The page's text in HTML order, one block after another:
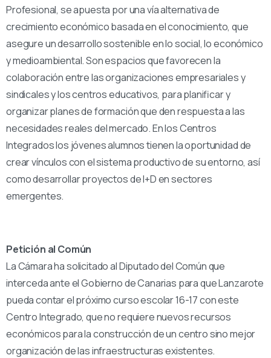
Profesional, se apuesta por una vía alternativa de
crecimiento económico basada en el conocimiento, que
asegure un desarrollo sostenible en lo social, lo económico
y medioambiental. Son espacios que favorecen la
colaboración entre las organizaciones empresariales y
sindicales y los centros educativos, para planificar y
organizar planes de formación que den respuesta a las
necesidades reales del mercado. En los Centros
Integrados los jóvenes alumnos tienen la oportunidad de
crear vínculos con el sistema productivo de su entorno, así
como desarrollar proyectos de I+D en sectores
emergentes.
Petición al Común
La Cámara ha solicitado al Diputado del Común que
interceda ante el Gobierno de Canarias para que Lanzarote
pueda contar el próximo curso escolar 16-17 con este
Centro Integrado, que no requiere nuevos recursos
económicos para la construcción de un centro sino mejor
organización de las infraestructuras existentes.